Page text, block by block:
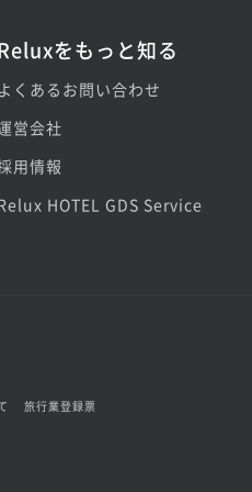
をもっと知る
くあるお問い合わせ
営会社
用情報
HOTEL GDS Service
旅行業登録票